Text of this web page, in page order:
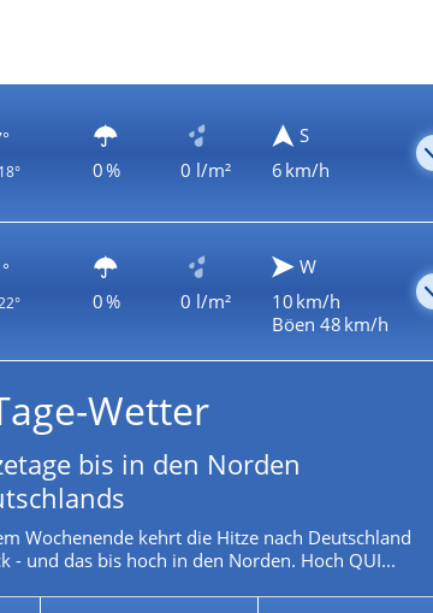
0 % 0 l/m²
S
6 km/h
0 % 0 l/m²
W
10 km/h
Böen 48 km/h
Wetter
bis in den Norden
Wochenende kehrt die Hitze nach Deutschland
- und das bis hoch in den Norden. Hoch QUI...